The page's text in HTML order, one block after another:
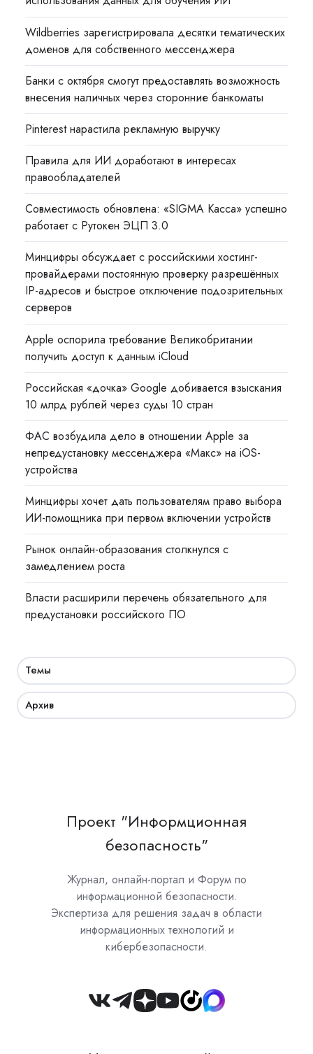
Wildberries зарегистрировала десятки тематических
доменов для собственного мессенджера
Банки с октября смогут предоставлять возможность
внесения наличных через сторонние банкоматы
Pinterest нарастила рекламную выручку
Правила для ИИ доработают в интересах
правообладателей
Совместимость обновлена: «SIGMA Касса» успешно
работает с Рутокен ЭЦП 3.0
Минцифры обсуждает с российскими хостинг-
провайдерами постоянную проверку разрешённых
IP-адресов и быстрое отключение подозрительных
серверов
Apple оспорила требование Великобритании
получить доступ к данным iCloud
Российская «дочка» Google добивается взыскания
10 млрд рублей через суды 10 стран
ФАС возбудила дело в отношении Apple за
непредустановку мессенджера «Макс» на iOS-
устройства
Минцифры хочет дать пользователям право выбора
ИИ-помощника при первом включении устройств
Рынок онлайн-образования столкнулся с
замедлением роста
Власти расширили перечень обязательного для
предустановки российского ПО
Темы
Архив
Проект "Информционная
безопасность"
Журнал, онлайн-портал и Форум по
информационной безопасности.
Экспертиза для решения задач в области
информационных технологий и
кибербезопасности.
Join